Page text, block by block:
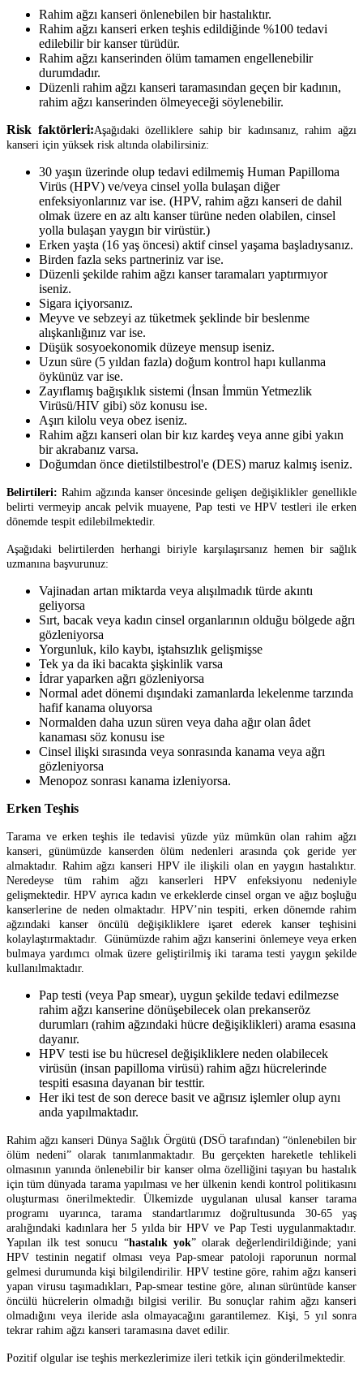
Rahim ağzı kanseri önlenebilen bir hastalıktır.
Rahim ağzı kanseri erken teşhis edildiğinde %100 tedavi
edilebilir bir kanser türüdür.
Rahim ağzı kanserinden ölüm tamamen engellenebilir
durumdadır.
Düzenli rahim ağzı kanseri taramasından geçen bir kadının,
rahim ağzı kanserinden ölmeyeceği söylenebilir.
Risk faktörleri:Aşağıdaki özelliklere sahip bir kadınsanız, rahim ağzı
kanseri için yüksek risk altında olabilirsiniz:
30 yaşın üzerinde olup tedavi edilmemiş Human Papilloma
Virüs (HPV) ve/veya cinsel yolla bulaşan diğer
enfeksiyonlarınız var ise. (HPV, rahim ağzı kanseri de dahil
olmak üzere en az altı kanser türüne neden olabilen, cinsel
yolla bulaşan yaygın bir virüstür.)
Erken yaşta (16 yaş öncesi) aktif cinsel yaşama başladıysanız.
Birden fazla seks partneriniz var ise.
Düzenli şekilde rahim ağzı kanser taramaları yaptırmıyor
iseniz.
Sigara içiyorsanız.
Meyve ve sebzeyi az tüketmek şeklinde bir beslenme
alışkanlığınız var ise.
Düşük sosyoekonomik düzeye mensup iseniz.
Uzun süre (5 yıldan fazla) doğum kontrol hapı kullanma
öykünüz var ise.
Zayıflamış bağışıklık sistemi (İnsan İmmün Yetmezlik
Virüsü/HIV gibi) söz konusu ise.
Aşırı kilolu veya obez iseniz.
Rahim ağzı kanseri olan bir kız kardeş veya anne gibi yakın
bir akrabanız varsa.
Doğumdan önce dietilstilbestrol'e (DES) maruz kalmış iseniz.
Belirtileri: Rahim ağzında kanser öncesinde gelişen değişiklikler genellikle
belirti vermeyip ancak pelvik muayene, Pap testi ve HPV testleri ile erken
dönemde tespit edilebilmektedir.
Aşağıdaki belirtilerden herhangi biriyle karşılaşırsanız hemen bir sağlık
uzmanına başvurunuz:
Vajinadan artan miktarda veya alışılmadık türde akıntı
geliyorsa
Sırt, bacak veya kadın cinsel organlarının olduğu bölgede ağrı
gözleniyorsa
Yorgunluk, kilo kaybı, iştahsızlık gelişmişse
Tek ya da iki bacakta şişkinlik varsa
İdrar yaparken ağrı gözleniyorsa
Normal adet dönemi dışındaki zamanlarda lekelenme tarzında
hafif kanama oluyorsa
Normalden daha uzun süren veya daha ağır olan âdet
kanaması söz konusu ise
Cinsel ilişki sırasında veya sonrasında kanama veya ağrı
gözleniyorsa
Menopoz sonrası kanama izleniyorsa.
Erken Teşhis
Tarama ve erken teşhis ile tedavisi yüzde yüz mümkün olan rahim ağzı
kanseri, günümüzde kanserden ölüm nedenleri arasında çok geride yer
almaktadır. Rahim ağzı kanseri HPV ile ilişkili olan en yaygın hastalıktır.
Neredeyse tüm rahim ağzı kanserleri HPV enfeksiyonu nedeniyle
gelişmektedir. HPV ayrıca kadın ve erkeklerde cinsel organ ve ağız boşluğu
kanserlerine de neden olmaktadır. HPV’nin tespiti, erken dönemde rahim
ağzındaki kanser öncülü değişikliklere işaret ederek kanser teşhisini
kolaylaştırmaktadır. Günümüzde rahim ağzı kanserini önlemeye veya erken
bulmaya yardımcı olmak üzere geliştirilmiş iki tarama testi yaygın şekilde
kullanılmaktadır.
Pap testi (veya Pap smear), uygun şekilde tedavi edilmezse
rahim ağzı kanserine dönüşebilecek olan prekanseröz
durumları (rahim ağzındaki hücre değişiklikleri) arama esasına
dayanır.
HPV testi ise bu hücresel değişikliklere neden olabilecek
virüsün (insan papilloma virüsü) rahim ağzı hücrelerinde
tespiti esasına dayanan bir testtir.
Her iki test de son derece basit ve ağrısız işlemler olup aynı
anda yapılmaktadır.
Rahim ağzı kanseri Dünya Sağlık Örgütü (DSÖ tarafından) “önlenebilen bir
ölüm nedeni” olarak tanımlanmaktadır. Bu gerçekten hareketle tehlikeli
olmasının yanında önlenebilir bir kanser olma özelliğini taşıyan bu hastalık
için tüm dünyada tarama yapılması ve her ülkenin kendi kontrol politikasını
oluşturması önerilmektedir. Ülkemizde uygulanan ulusal kanser tarama
programı uyarınca, tarama standartlarımız doğrultusunda 30-65 yaş
aralığındaki kadınlara her 5 yılda bir HPV ve Pap Testi uygulanmaktadır.
Yapılan ilk test sonucu “hastalık yok” olarak değerlendirildiğinde; yani
HPV testinin negatif olması veya Pap-smear patoloji raporunun normal
gelmesi durumunda kişi bilgilendirilir. HPV testine göre, rahim ağzı kanseri
yapan virusu taşımadıkları, Pap-smear testine göre, alınan sürüntüde kanser
öncülü hücrelerin olmadığı bilgisi verilir. Bu sonuçlar rahim ağzı kanseri
olmadığını veya ileride asla olmayacağını garantilemez. Kişi, 5 yıl sonra
tekrar rahim ağzı kanseri taramasına davet edilir.
Pozitif olgular ise teşhis merkezlerimize ileri tetkik için gönderilmektedir.